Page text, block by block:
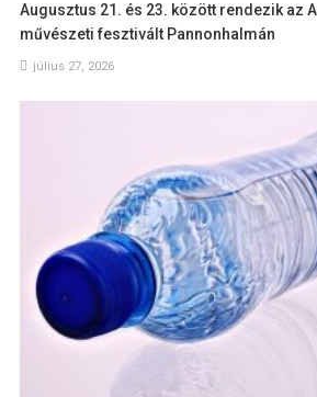
Augusztus 21. és 23. között rendezik az
művészeti fesztivált Pannonhalmán
július 27, 2026